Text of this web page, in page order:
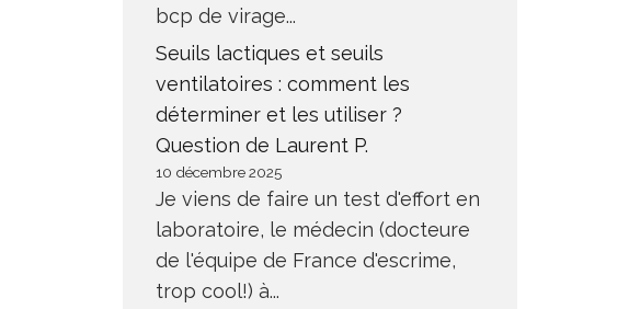
bcp de virage...
Seuils lactiques et seuils
ventilatoires : comment les
déterminer et les utiliser ?
Question de Laurent P.
10 décembre 2025
Je viens de faire un test d'effort en
laboratoire, le médecin (docteure
de l'équipe de France d'escrime,
trop cool!) à...